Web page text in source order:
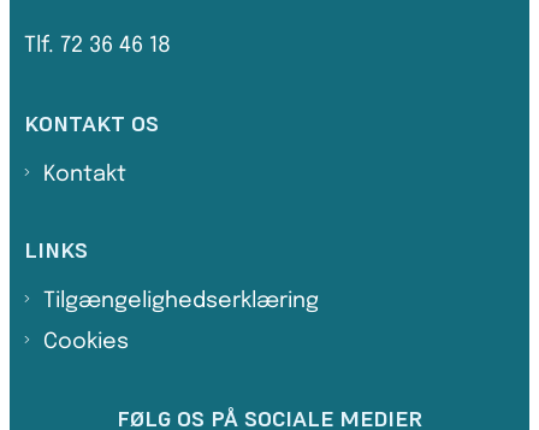
Tlf. 72 36 46 18
KONTAKT OS
Kontakt
LINKS
Tilgængelighedserklæring
Cookies
FØLG OS PÅ SOCIALE MEDIER